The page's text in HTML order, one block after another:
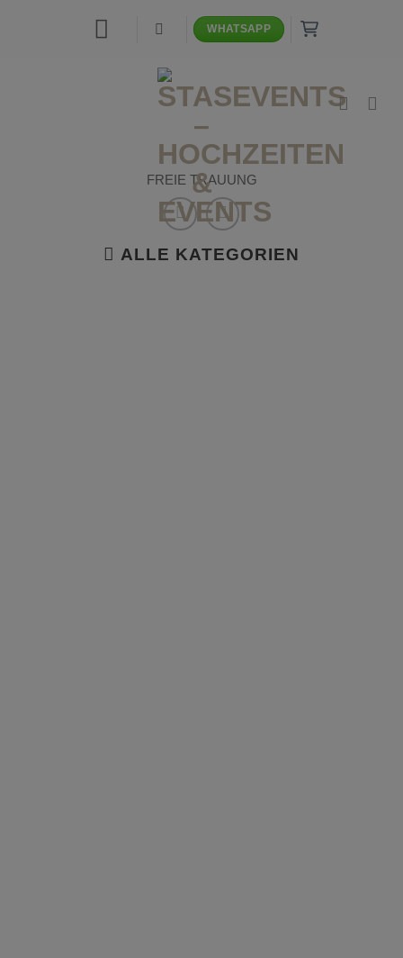
WHATSAPP
FREIE TRAUUNG
ALLE KATEGORIEN